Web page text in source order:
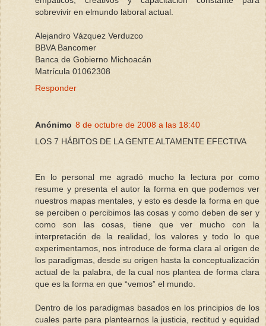
sobrevivir en elmundo laboral actual.
Alejandro Vázquez Verduzco
BBVA Bancomer
Banca de Gobierno Michoacán
Matrícula 01062308
Responder
Anónimo 8 de octubre de 2008 a las 18:40
LOS 7 HÁBITOS DE LA GENTE ALTAMENTE EFECTIVA
En lo personal me agradó mucho la lectura por como
resume y presenta el autor la forma en que podemos ver
nuestros mapas mentales, y esto es desde la forma en que
se perciben o percibimos las cosas y como deben de ser y
como son las cosas, tiene que ver mucho con la
interpretación de la realidad, los valores y todo lo que
experimentamos, nos introduce de forma clara al origen de
los paradigmas, desde su origen hasta la conceptualización
actual de la palabra, de la cual nos plantea de forma clara
que es la forma en que “vemos” el mundo.
Dentro de los paradigmas basados en los principios de los
cuales parte para plantearnos la justicia, rectitud y equidad